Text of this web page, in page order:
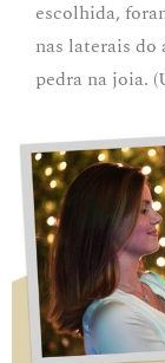
escolhida,
nas laterais
pedra na joia.